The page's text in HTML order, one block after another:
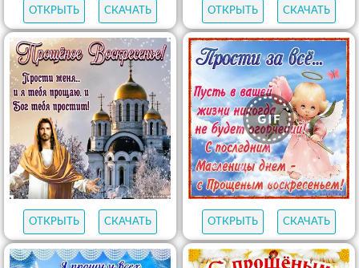
ОТКРЫТЬ СКАЧАТЬ ОТКРЫТЬ СКАЧАТЬ
ОТКРЫТЬ СКАЧАТЬ ОТКРЫТЬ СКАЧАТЬ